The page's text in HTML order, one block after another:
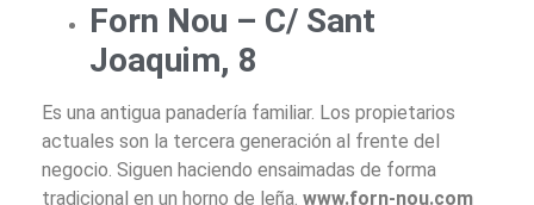
Forn Nou – C/ Sant
Joaquim, 8
Es una antigua panadería familiar. Los propietarios
actuales son la tercera generación al frente del
negocio. Siguen haciendo ensaimadas de forma
tradicional en un horno de leña. www.forn-nou.com